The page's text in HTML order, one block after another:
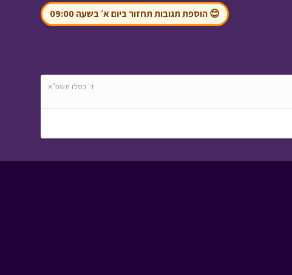
זום ערב ראש השנה
פרק חמישה עשר•
😊 הוספת תגובות תחזור ביום א׳ בשעה 09:00
ד' כסלו תשפ"א